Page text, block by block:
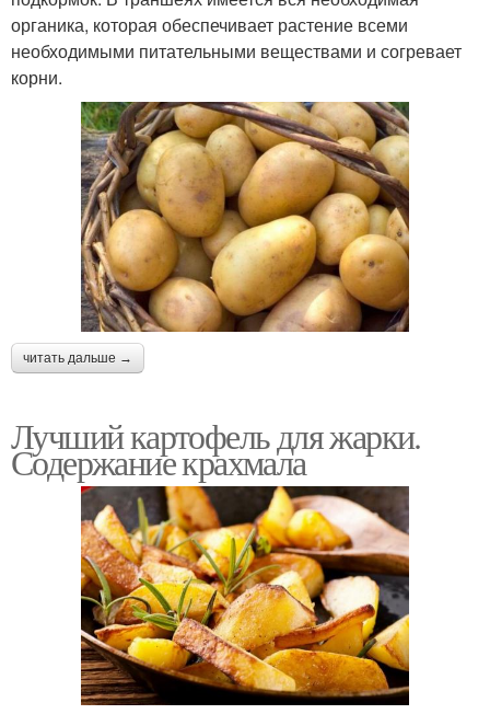
органика, которая обеспечивает растение всеми
необходимыми питательными веществами и согревает
корни.
читать дальше →
Лучший картофель для жарки.
Содержание крахмала